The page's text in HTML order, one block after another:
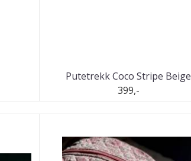
Putetrekk Coco Stripe Beige
399,-